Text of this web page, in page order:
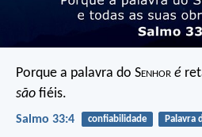
Porque a palavra do Senhor é
são fiéis.
Salmo 33:4 confiabilidade Palavra